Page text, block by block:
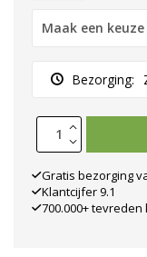
Maak een keuze
Bezorging:
Gratis bezorging
Klantcijfer 9.1
700.000+ tevreden